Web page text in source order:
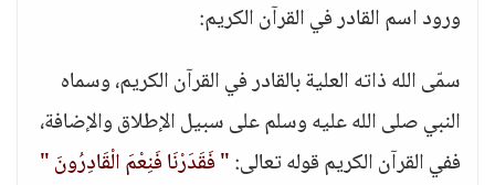
ورود اسم القادر في القرآن الكريم:
سمّى الله ذاته العلية بالقادر في القرآن الكريم، وسماه
النبي صلى الله عليه وسلم على سبيل الإطلاق والإضافة،
ففي القرآن الكريم قوله تعالى:" فَقَدَرْنَا فَنِعْمَ الْقَادِرُونَ "